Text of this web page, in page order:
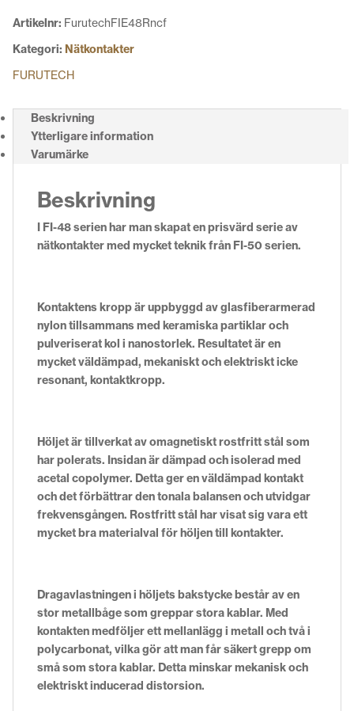
Artikelnr: FurutechFIE48Rncf
Kategori: Nätkontakter
FURUTECH
Beskrivning
Ytterligare information
Varumärke
Beskrivning
I FI-48 serien har man skapat en prisvärd serie av
nätkontakter med mycket teknik från FI-50 serien.
Kontaktens kropp är uppbyggd av glasfiberarmerad
nylon tillsammans med keramiska partiklar och
pulveriserat kol i nanostorlek. Resultatet är en
mycket väldämpad, mekaniskt och elektriskt icke
resonant, kontaktkropp.
Höljet är tillverkat av omagnetiskt rostfritt stål som
har polerats. Insidan är dämpad och isolerad med
acetal copolymer. Detta ger en väldämpad kontakt
och det förbättrar den tonala balansen och utvidgar
frekvensgången. Rostfritt stål har visat sig vara ett
mycket bra materialval för höljen till kontakter.
Dragavlastningen i höljets bakstycke består av en
stor metallbåge som greppar stora kablar. Med
kontakten medföljer ett mellanlägg i metall och två i
polycarbonat, vilka gör att man får säkert grepp om
små som stora kablar. Detta minskar mekanisk och
elektriskt inducerad distorsion.